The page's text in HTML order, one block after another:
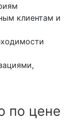
клиентам и
по цене